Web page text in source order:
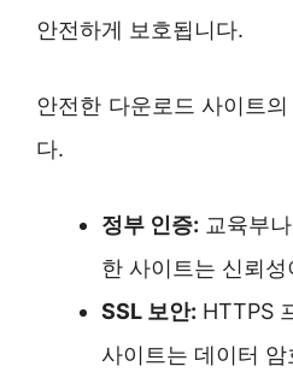
안전하게 보호됩니다.
안전한 다운로드 사이트
다.
정부 인증: 교육부
한 사이트는 신뢰
SSL 보안: HTTPS
사이트는 데이터